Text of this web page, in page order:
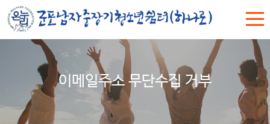
이메일주소 무단수집 거부